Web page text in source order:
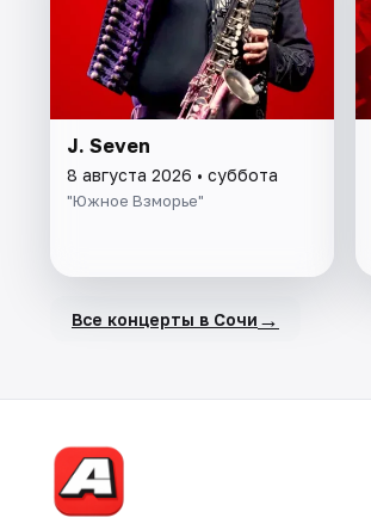
J. Seven
8 августа 2026 • суббота
"Южное Взморье"
Все концерты в Сочи →